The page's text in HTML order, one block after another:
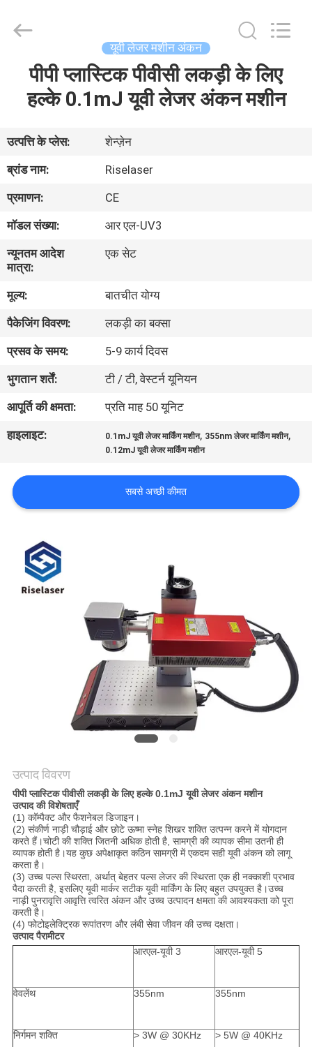
वीआर
शो
हमारे
बारे
कारखाना
भ्रमण
गुणवत्ता
करें
उद्धरण
РУССКИЙ
PRIVACY
POLICY
Technology
Reserved.
यूवी लेजर मशीन अंकन
पीपी प्लास्टिक पीवीसी लकड़ी के लिए
हल्के 0.1mJ यूवी लेजर अंकन मशीन
उत्पत्ति के प्लेस:
शेन्ज़ेन
ब्रांड नाम:
Riselaser
प्रमाणन:
CE
मॉडल संख्या:
आर एल-UV3
न्यूनतम आदेश
मात्रा:
एक सेट
मूल्य:
बातचीत योग्य
पैकेजिंग विवरण:
लकड़ी का बक्सा
प्रसव के समय:
5-9 कार्य दिवस
भुगतान शर्तें:
टी / टी, वेस्टर्न यूनियन
आपूर्ति की क्षमता:
प्रति माह 50 यूनिट
हाइलाइट:
0.1mJ यूवी लेजर मार्किंग मशीन, 355nm लेजर मार्किंग मशीन,
0.12mJ यूवी लेजर मार्किंग मशीन
सबसे अच्छी कीमत
उत्पाद विवरण
पीपी प्लास्टिक पीवीसी लकड़ी के लिए हल्के 0.1mJ यूवी लेजर अंकन मशीन
उत्पाद की विशेषताएँ
(1) कॉम्पैक्ट और फैशनेबल डिजाइन।
(2) संकीर्ण नाड़ी चौड़ाई और छोटे ऊष्मा स्नेह शिखर शक्ति उत्पन्न करने में योगदान
करते हैं।चोटी की शक्ति जितनी अधिक होती है, सामग्री की व्यापक सीमा उतनी ही
व्यापक होती है।यह कुछ अपेक्षाकृत कठिन सामग्री में एकदम सही यूवी अंकन को लागू
करता है।
(3) उच्च पल्स स्थिरता, अर्थात् बेहतर पल्स लेजर की स्थिरता एक ही नक्काशी प्रभाव
पैदा करती है, इसलिए यूवी मार्कर सटीक यूवी मार्किंग के लिए बहुत उपयुक्त है।उच्च
नाड़ी पुनरावृत्ति आवृत्ति त्वरित अंकन और उच्च उत्पादन क्षमता की आवश्यकता को पूरा
करती है।
(4) फोटोइलेक्ट्रिक रूपांतरण और लंबी सेवा जीवन की उच्च दक्षता।
उत्पाद पैरामीटर
आरएल-यूवी 3
आरएल-यूवी 5
वेवलेंथ 355nm 355nm
निर्गमन शक्ति > 3W @ 30KHz > 5W @ 40KHz